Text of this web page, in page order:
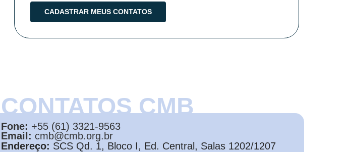
CONTATOS CMB
Fone: +55 (61) 3321-9563
Email: cmb@cmb.org.br
Endereço: SCS Qd. 1, Bloco I, Ed. Central, Salas 1202/1207